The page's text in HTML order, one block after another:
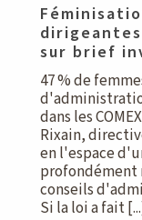
sur brief
47 % de
dans les
Rixain,
en l'espace
profondément
conseils
Si la loi a fait